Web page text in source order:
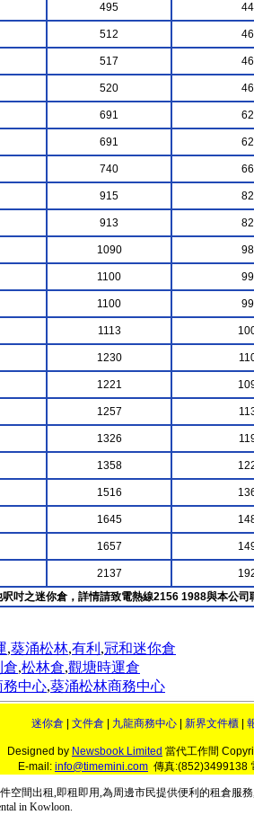
495
512
517
520
691
691
740
915
913
1090
1100
1100
1113
1230
1221
1257
1326
1358
1516
1645
1657
2137
呎吋之迷你倉，詳情請致電熱線2156 1988與本公司
,葵涌松林,有利 ,冠和迷你倉
倉,松林倉,觀塘時運倉
務中心,葵涌松林商務中心
迷你倉| 文件倉| 九龍商務中心| 新界文件櫃|
Designed by Newsbook Limited 當代工作間
E-mail: info@timemini.com 傳真:(852)3499138
空間出租,即租即用,為周邊市民提供便利的租倉服
in Kowloon.